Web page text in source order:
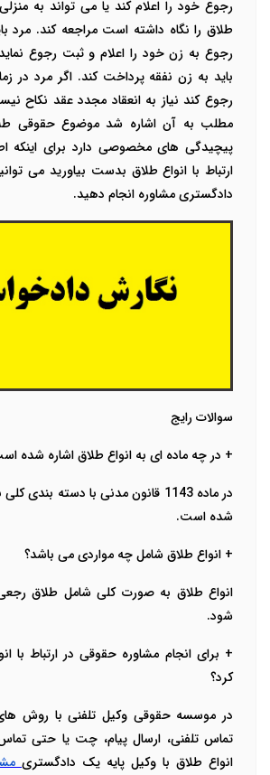
رجوع خود را اعلام کند یا می تواند به
طلاق را نگاه داشته است مراجعه کند. مرد
رجوع به زن خود را اعلام و ثبت رجوع
باید به زن نفقه پرداخت کند. اگر مرد در
رجوع کند نیاز به انعقاد مجدد عقد نکاح
مطلب به آن اشاره شد موضوع حقوقی
پیچیدگی های مخصوصی دارد برای اینکه
ارتباط با انواع طلاق بدست بیاورید می
دادگستری مشاوره انجام دهید.
سوالات رایج
+ در چه ماده ای به انواع طلاق اشاره شده
در ماده 1143 قانون مدنی با دسته
شده است.
+ انواع طلاق شامل چه مواردی می باشد؟
انواع طلاق به صورت کلی شامل طلاق
شود.
+ برای انجام مشاوره حقوقی در ارتباط با
کرد؟
در موسسه حقوقی وکیل تلفنی با روش
تماس تلفنی، ارسال پیام، چت یا حتی
انواع طلاق با وکیل پایه یک دادگستری